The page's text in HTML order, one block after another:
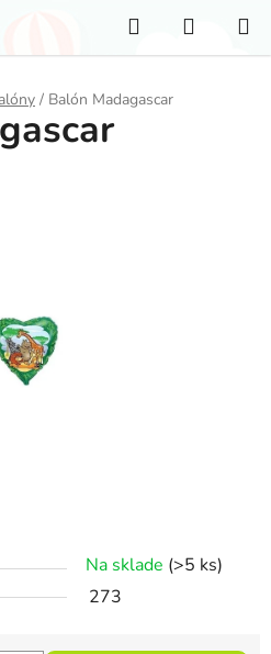
Hľadať
KOŠÍK
/ Balón Madagascar
Na sklade (>5 ks)
273